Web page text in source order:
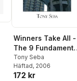
Winners Take All -
The 9
Rules of High
Strategy
Tony Seba
Häftad, 2006
172 kr